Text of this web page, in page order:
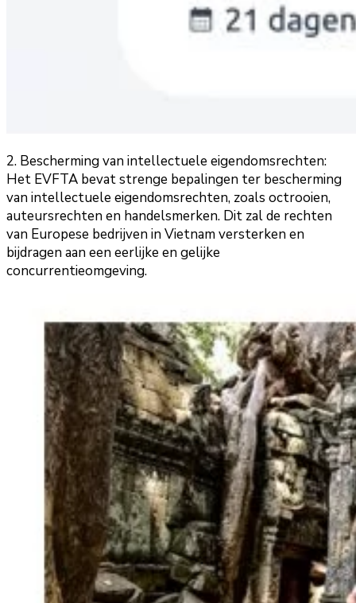
2. Bescherming van intellectuele eigendomsrechten:
Het EVFTA bevat strenge bepalingen ter bescherming
van intellectuele eigendomsrechten, zoals octrooien,
auteursrechten en handelsmerken. Dit zal de rechten
van Europese bedrijven in Vietnam versterken en
bijdragen aan een eerlijke en gelijke
concurrentieomgeving.